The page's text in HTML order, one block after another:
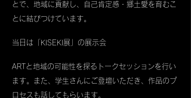
とで、地域に貢献し、自己肯定感・郷土愛を育むこ
とに結びつけています。
当日は「KISEKI展」の展示会
ARTと地域の可能性を探るトークセッションを行い
ます。また、学生さんにご登壇いただき、作品のプ
ロセスも話してもらいます。